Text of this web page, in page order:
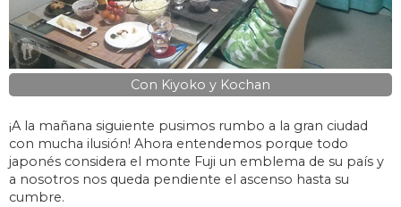
Con Kiyoko y Kochan
¡A la mañana siguiente pusimos rumbo a la gran ciudad
con mucha ilusión! Ahora entendemos porque todo
japonés considera el monte Fuji un emblema de su país y
a nosotros nos queda pendiente el ascenso hasta su
cumbre.